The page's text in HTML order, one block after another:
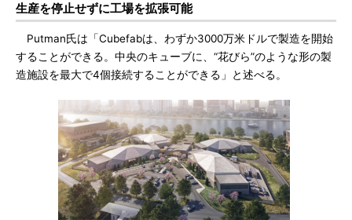
生産を停止せずに工場を拡張可能
Putman氏は「Cubefabは、わずか3000万米ドルで製造を開始
することができる。中央のキューブに、“花びら”のような形の製
造施設を最大で4個接続することができる」と述べる。